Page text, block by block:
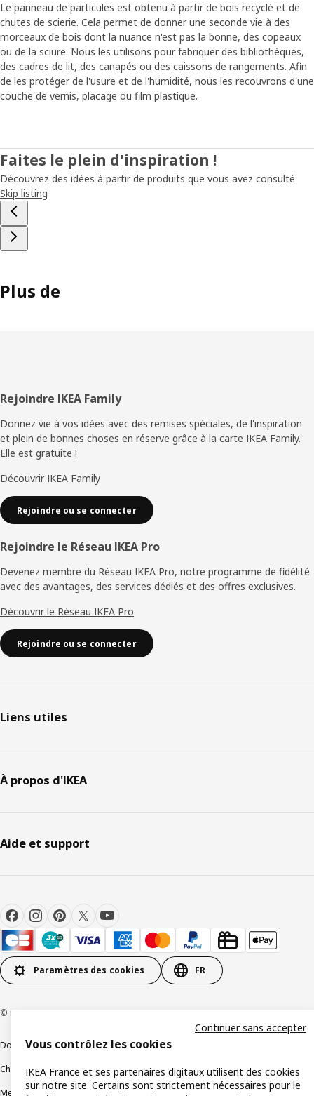
Le panneau de particules est obtenu à partir de bois recyclé et de
chutes de scierie. Cela permet de donner une seconde vie à des
morceaux de bois dont la nuance n'est pas la bonne, des copeaux
ou de la sciure. Nous les utilisons pour fabriquer des bibliothèques,
des cadres de lit, des canapés ou des caissons de rangements. Afin
de les protéger de l'usure et de l'humidité, nous les recouvrons d'une
couche de vernis, placage ou film plastique.
Faites le plein d'inspiration !
Découvrez des idées à partir de produits que vous avez consulté
Skip listing
Plus de
Pied
de
page
Rejoindre IKEA Family
Donnez vie à vos idées avec des remises spéciales, de l'inspiration
et plein de bonnes choses en réserve grâce à la carte IKEA Family.
Elle est gratuite !
Découvrir IKEA Family
Rejoindre ou se connecter
Rejoindre le Réseau IKEA Pro
Devenez membre du Réseau IKEA Pro, notre programme de fidélité
avec des avantages, des services dédiés et des offres exclusives.
Découvrir le Réseau IKEA Pro
Rejoindre ou se connecter
Liens utiles
À propos d'IKEA
Aide et support
Paramètres des cookies FR
© Inter IKEA Systems B.V 1999-2026
Documents juridiques et informations légales
Charte de protection des donnéesPolitique relative aux cookies
Mentions légales Alertes fraudeRappel produitAccessibilité : non conforme
Vous contrôlez les cookies
IKEA France et ses partenaires digitaux utilisent des cookies
sur notre site. Certains sont strictement nécessaires pour le
Continuer sans accepter